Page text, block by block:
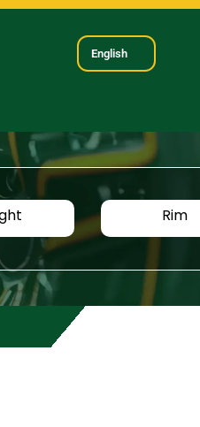
English
Rim